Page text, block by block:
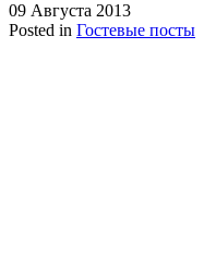
09 Августа 2013
Posted in Гостевые посты